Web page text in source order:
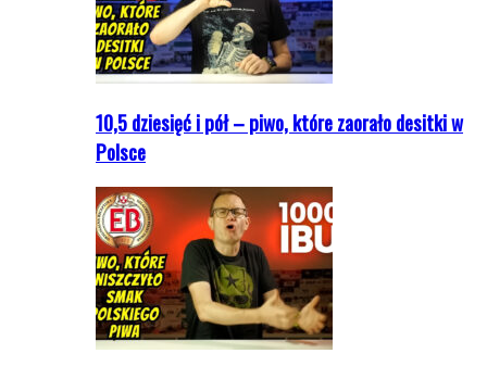
10,5 dziesięć i pół – piwo, które zaorało desitki w
Polsce